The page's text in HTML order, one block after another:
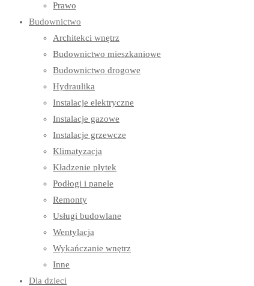
Prawo
Budownictwo
Architekci wnętrz
Budownictwo mieszkaniowe
Budownictwo drogowe
Hydraulika
Instalacje elektryczne
Instalacje gazowe
Instalacje grzewcze
Klimatyzacja
Kładzenie płytek
Podłogi i panele
Remonty
Usługi budowlane
Wentylacja
Wykańczanie wnętrz
Inne
Dla dzieci